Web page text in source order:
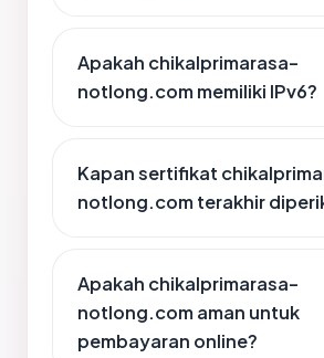
Apakah chikalprimarasa-
notlong.com memiliki IPv6?
Kapan sertifikat
notlong.com terakhir
Apakah chikalprimarasa-
notlong.com aman untuk
pembayaran online?